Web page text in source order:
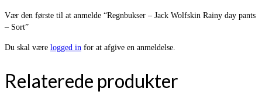
Vær den første til at anmelde “Regnbukser – Jack Wolfskin Rainy day pants
– Sort”
Du skal være logged in for at afgive en anmeldelse.
Relaterede produkter